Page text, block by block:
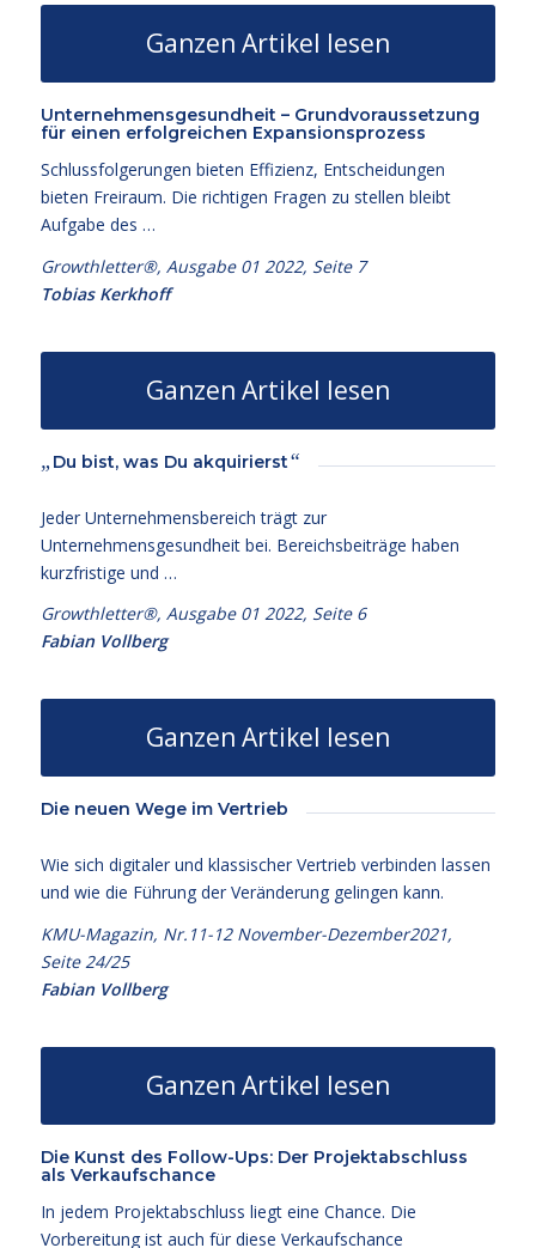
Ganzen Artikel lesen
Unternehmensgesundheit – Grundvoraussetzung
für einen erfolgreichen Expansionsprozess
Schlussfolgerungen bieten Effizienz, Entscheidungen
bieten Freiraum. Die richtigen Fragen zu stellen bleibt
Aufgabe des …
Growthletter®, Ausgabe 01 2022, Seite 7
Tobias Kerkhoff
Ganzen Artikel lesen
„ Du bist, was Du akquirierst“
Jeder Unternehmensbereich trägt zur
Unternehmensgesundheit bei. Bereichsbeiträge haben
kurzfristige und …
Growthletter®, Ausgabe 01 2022, Seite 6
Fabian Vollberg
Ganzen Artikel lesen
Die neuen Wege im Vertrieb
Wie sich digitaler und klassischer Vertrieb verbinden lassen
und wie die Führung der Veränderung gelingen kann.
KMU-Magazin, Nr.11-12 November-Dezember2021,
Seite 24/25
Fabian Vollberg
Ganzen Artikel lesen
Die Kunst des Follow-Ups: Der Projektabschluss
als Verkaufschance
In jedem Projektabschluss liegt eine Chance. Die
Vorbereitung ist auch für diese Verkaufschance